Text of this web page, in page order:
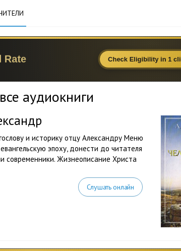
аудиокниги
и историку отцу Александру Меню
эпоху, донести до читателя
современники. Жизнеописание Христа
Слушать онлайн